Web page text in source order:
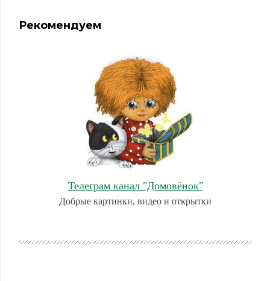
Рекомендуем
Телеграм канал "Домовёнок"
Добрые картинки, видео и открытки